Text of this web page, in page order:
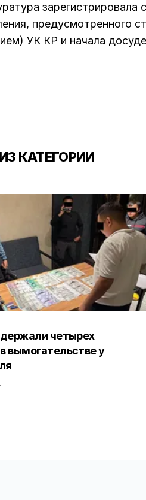
предусмотренного
УК КР и начала
КАТЕГОРИИ
четырех
вымогательстве у